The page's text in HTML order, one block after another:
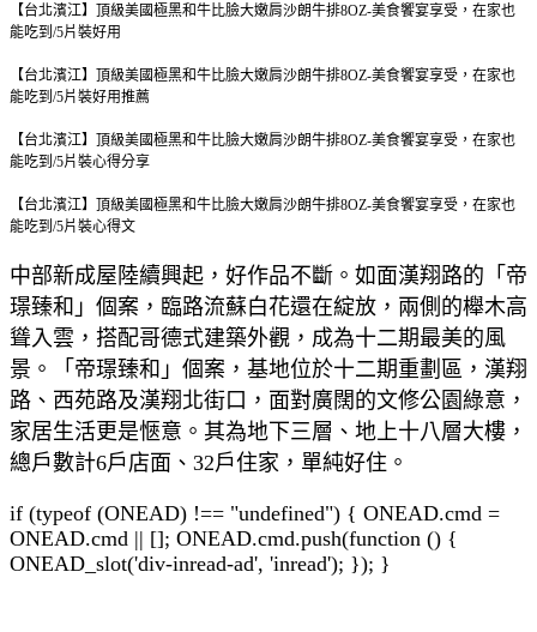
【台北濱江】頂級美國極黑和牛比臉大嫩肩沙朗牛排8OZ-美食饗宴享受，在家也
能吃到/5片裝好用
【台北濱江】頂級美國極黑和牛比臉大嫩肩沙朗牛排8OZ-美食饗宴享受，在家也
能吃到/5片裝好用推薦
【台北濱江】頂級美國極黑和牛比臉大嫩肩沙朗牛排8OZ-美食饗宴享受，在家也
能吃到/5片裝心得分享
【台北濱江】頂級美國極黑和牛比臉大嫩肩沙朗牛排8OZ-美食饗宴享受，在家也
能吃到/5片裝心得文
中部新成屋陸續興起，好作品不斷。如面漢翔路的「帝
璟臻和」個案，臨路流蘇白花還在綻放，兩側的櫸木高
聳入雲，搭配哥德式建築外觀，成為十二期最美的風
景。「帝璟臻和」個案，基地位於十二期重劃區，漢翔
路、西苑路及漢翔北街口，面對廣闊的文修公園綠意，
家居生活更是愜意。其為地下三層、地上十八層大樓，
總戶數計6戶店面、32戶住家，單純好住。
if (typeof (ONEAD) !== "undefined") { ONEAD.cmd =
ONEAD.cmd || []; ONEAD.cmd.push(function () {
ONEAD_slot('div-inread-ad', 'inread'); }); }